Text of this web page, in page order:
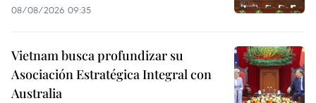
08/08/2026 09:35
Vietnam busca profundizar su
Asociación Estratégica Integral con
Australia